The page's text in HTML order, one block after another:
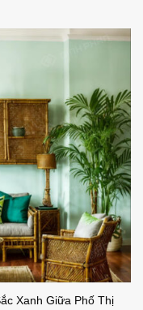
Xanh Giữa Phố Thị